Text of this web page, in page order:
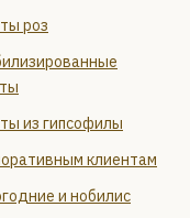
роз
из гипсофилы
клиентам
и нобилис